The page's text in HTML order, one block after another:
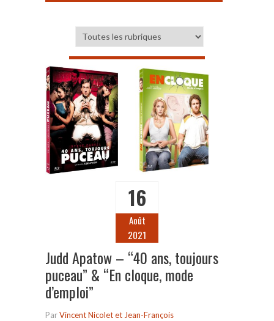
16
Août
2021
Judd Apatow – “40 ans, toujours
puceau” & “En cloque, mode
d’emploi”
ParVincent Nicolet et Jean-François